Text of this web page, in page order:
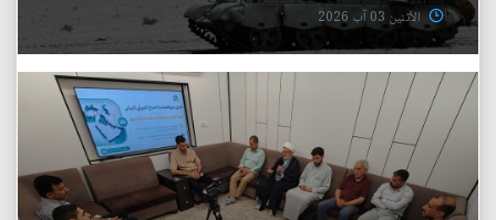
الأثنين 03 آب 2026